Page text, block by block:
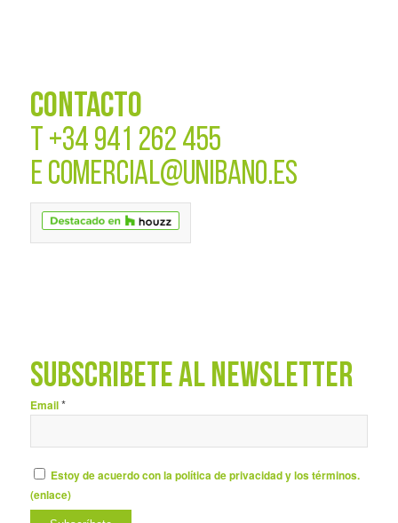
CONTACTO
T +34 941 262 455
E COMERCIAL@UNIBANO.ES
SUBSCRÍBETE AL NEWSLETTER
Email*
Estoy de acuerdo con la política de privacidad y los términos.
(enlace)